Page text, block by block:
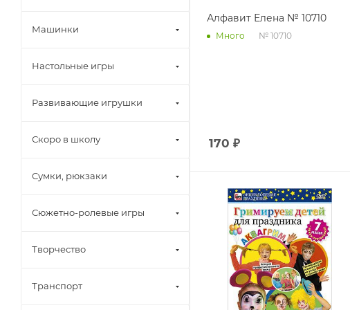
Алфавит Елена № 10710
Много № 10710
170 ₽
Машинки
Настольные игры
Развивающие игрушки
Скоро в школу
Сумки, рюкзаки
Сюжетно-ролевые игры
Творчество
Транспорт